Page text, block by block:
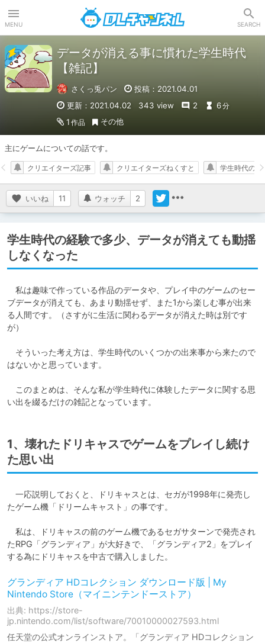
MENU SEARCH
データが消える事に慣れた学生時代
【雑記】
さくっ兎パン
投稿：2021.04.01
更新：2021.04.02
343 view 2 6分
1 作品 その他
主にゲームについての話です。
いいね 11 ウォッチ 2
クリエイターズ記事 クリエイターズねくすと 学生時代の思
学生時代の経験で多少、データが消えても動揺
しなくなった
私は趣味で作っている作品のデータや、プレイ中のゲームのセー
ブデータが消えても、あまり動揺せず、また1から楽しむ事が出来
る人間です。（さすがに生活に関わるデータが消えた時は別です
が）
そういった考え方は、学生時代のいくつかの出来事から来たので
はないかと思っています。
このまとめは、そんな私が学生時代に体験したデータに関する思
い出を綴るだけの雑記となっています。
1、壊れたドリキャスでゲームをプレイし続け
た思い出
一応説明しておくと、ドリキャスとは、セガが1998年に発売し
たゲーム機「ドリームキャスト」の事です。
私は、ドリキャスの前のゲーム機であるセガサターンで発売され
たRPG「グランディア」が大好きで、「グランディア2」をプレイ
する為にドリキャスを中古で購入しました。
グランディア HDコレクション ダウンロード版 | My
Nintendo Store（マイニンテンドーストア）
出典: https://store-
jp.nintendo.com/list/software/70010000027593.html
任天堂の公式オンラインストア。「グランディア HDコレクション